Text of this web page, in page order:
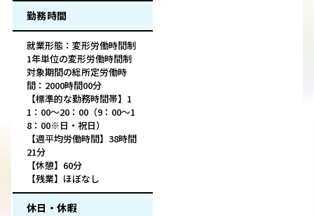
勤務時間
就業形態：変形労働時間制
1年単位の変形労働時間制
対象期間の総所定労働時
間：2000時間00分
【標準的な勤務時間帯】1
1：00～20：00（9：00～1
8：00※日・祝日）
【週平均労働時間】38時間
21分
【休憩】60分
【残業】ほぼなし
休日・休暇